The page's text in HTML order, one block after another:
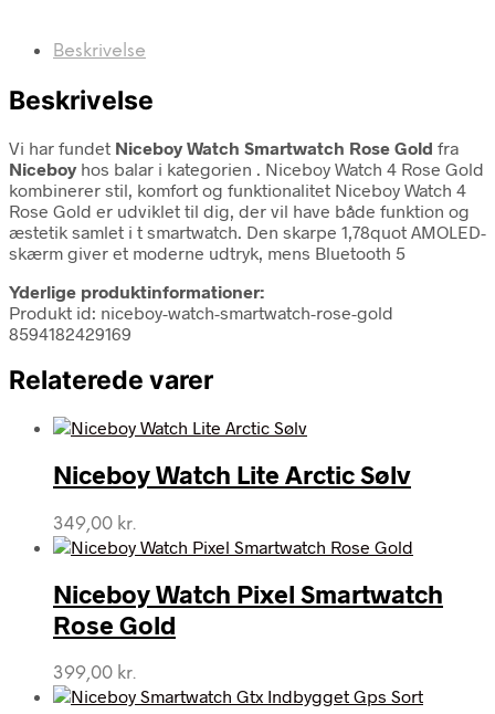
Beskrivelse
Beskrivelse
Vi har fundet Niceboy Watch Smartwatch Rose Gold fra
Niceboyhos balar i kategorien . Niceboy Watch 4 Rose Gold
kombinerer stil, komfort og funktionalitet Niceboy Watch 4
Rose Gold er udviklet til dig, der vil have både funktion og
æstetik samlet i t smartwatch. Den skarpe 1,78quot AMOLED-
skærm giver et moderne udtryk, mens Bluetooth 5
Yderlige produktinformationer:
Produkt id: niceboy-watch-smartwatch-rose-gold
8594182429169
Relaterede varer
Niceboy Watch Lite Arctic Sølv
349,00 kr.
Niceboy Watch Pixel Smartwatch
Rose Gold
399,00 kr.